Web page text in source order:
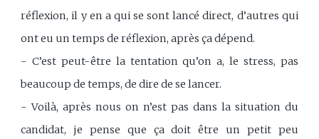
réflexion, il y en a qui se sont lancé direct, d’autres qui
ont eu un temps de réflexion, après ça dépend.
- C’est peut-être la tentation qu’on a, le stress, pas
beaucoup de temps, de dire de se lancer.
- Voilà, après nous on n’est pas dans la situation du
candidat, je pense que ça doit être un petit peu